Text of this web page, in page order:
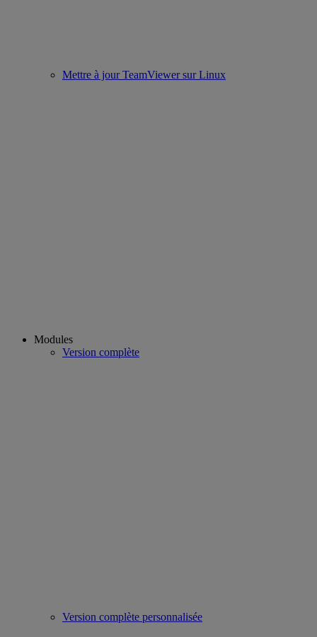
Mettre à jour TeamViewer sur Linux
Modules
Version complète
Version complète personnalisée